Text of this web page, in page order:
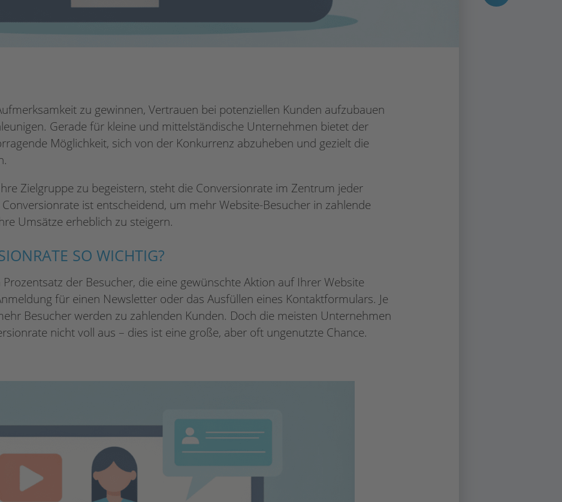
zu gewinnen, Vertrauen bei potenziellen Kunden aufzubauen
Gerade für kleine und mittelständische Unternehmen bietet der
Möglichkeit, sich von der Konkurrenz abzuheben und gezielt die
Zielgruppe zu begeistern, steht die Conversionrate im Zentrum jeder
ist entscheidend, um mehr Website-Besucher in zahlende
Umsätze erheblich zu steigern.
SO WICHTIG?
der Besucher, die eine gewünschte Aktion auf Ihrer Website
für einen Newsletter oder das Ausfüllen eines Kontaktformulars. Je
Besucher werden zu zahlenden Kunden. Doch die meisten Unternehmen
nicht voll aus – dies ist eine große, aber oft ungenutzte Chance.